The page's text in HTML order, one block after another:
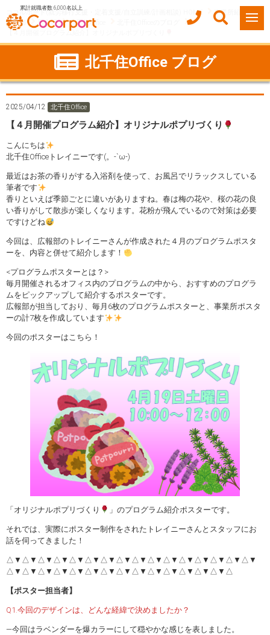
累計就職者数 6,000名以上
ココルポート(就労移行支援・定着支援/自立訓練/計画相談) HOME
事業所紹介
東京都
足立区 北千住Office
【４月開催プログラム紹介】オリジナルポプリづくり
北千住Office ブログ
2025/04/12 北千住Office
【４月開催プログラム紹介】オリジナルポプリづくり
こんにちは
北千住Officeトレイニーです(。-`ω-)
最近はお茶の香りがする入浴剤を使って、お風呂でリラックスしている
筆者です
香りといえば季節ごとに違いがありますね。春は梅の花や、桜の花の良
い香りがして散歩が楽しくなります。花粉が飛んでいるので対策は必要
ですけどね
今回は、広報部のトレイニーさんが作成された４月のプログラムポスタ
ーを、内容と併せて紹介します！
<プログラムポスターとは？>
毎月開催されるオフィス内のプログラムの中から、おすすめのプログラ
ムをピックアップして紹介するポスターです。
広報部が担当しており、毎月6枚のプログラムポスターと、事業所ポスタ
ーの計7枚を作成しています
今回のポスターはこちら！
「オリジナルポプリづくり 」のプログラム紹介ポスターです。
それでは、実際にポスター制作をされたトレイニーさんとスタッフにお
話を伺ってきました！
△▼△▼△▼△▼△▼△▼△▼△▼△▼△▼△▼△▼△▼△▼△▼△▼
△▼△▼△▼△▼△▼△▼△▼△▼△▼△▼△▼△▼△▼△▼△
【ポスター担当者】
Q1.今回のデザインは、どんな経緯で決めましたか？
―今回はラベンダーを爆カラーにして穏やかな感じを表しました。